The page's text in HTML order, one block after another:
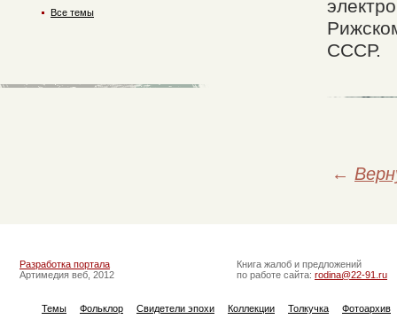
СССР.
←
Все темы
Разработка портала
Артимедия веб, 2012
Книга жалоб и предложений
по работе сайта: rodina@22-91.ru
Темы Фольклор Свидетели эпохи Коллекции Толкучка Фотоархив